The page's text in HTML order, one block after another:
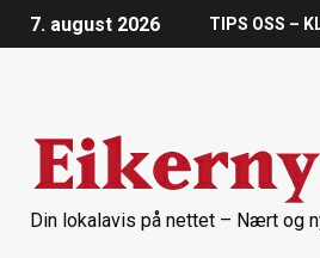
7. august 2026 TIPS OSS –
Din lokalavis på nettet – Nært og